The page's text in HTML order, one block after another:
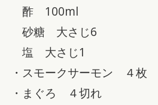
酢 100ml
砂糖 大さじ6
塩 大さじ1
・スモークサーモン ４枚
・まぐろ ４切れ